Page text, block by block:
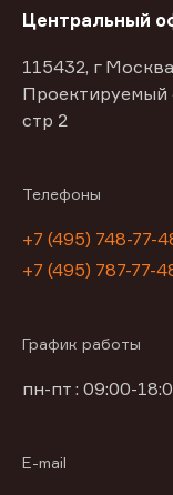
Центральный
115432, г
Проектируемый
стр 2
Телефоны
+7 (495) 748-77-
+7 (495) 787-77-
График работы
пн-пт : 09:00-
E-mail